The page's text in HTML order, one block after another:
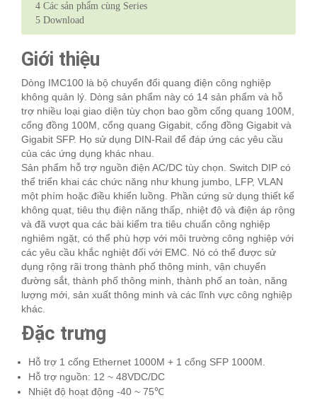
4 Các sản phẩm cùng Series
5 Download
Giới thiệu
Dòng IMC100 là bộ chuyển đổi quang điện công nghiệp
không quản lý. Dòng sản phẩm này có 14 sản phẩm và hỗ
trợ nhiều loại giao diện tùy chọn bao gồm cổng quang 100M,
cổng đồng 100M, cổng quang Gigabit, cổng đồng Gigabit và
Gigabit SFP. Họ sử dụng DIN-Rail để đáp ứng các yêu cầu
của các ứng dụng khác nhau.
Sản phẩm hỗ trợ nguồn điện AC/DC tùy chọn. Switch DIP có
thể triển khai các chức năng như khung jumbo, LFP, VLAN
một phím hoặc điều khiển luồng. Phần cứng sử dụng thiết kế
không quạt, tiêu thụ điện năng thấp, nhiệt độ và điện áp rộng
và đã vượt qua các bài kiểm tra tiêu chuẩn công nghiệp
nghiêm ngặt, có thể phù hợp với môi trường công nghiệp với
các yêu cầu khắc nghiệt đối với EMC. Nó có thể được sử
dụng rộng rãi trong thành phố thông minh, vận chuyển
đường sắt, thành phố thông minh, thành phố an toàn, năng
lượng mới, sản xuất thông minh và các lĩnh vực công nghiệp
khác.
Đặc trưng
Hỗ trợ 1 cổng Ethernet 1000M + 1 cổng SFP 1000M.
Hỗ trợ nguồn: 12 ~ 48VDC/DC
Nhiệt độ hoạt động -40 ~ 75℃